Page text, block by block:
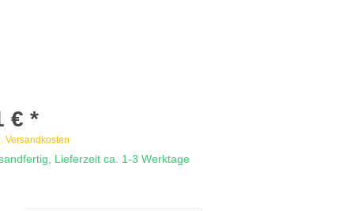
€ *
Versandkosten
Lieferzeit ca. 1-3 Werktage